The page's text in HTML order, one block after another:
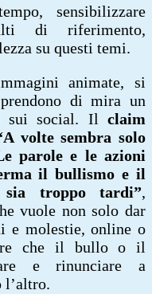
sensibilizzare
di riferimento,
su questi temi.
animate, si
di mira un
sui social. Il claim
volte sembra solo
parole e le azioni
il bullismo e il
sia troppo tardi”,
vuole non solo dar
e molestie, online o
che il bullo o il
e rinunciare a
l’altro.